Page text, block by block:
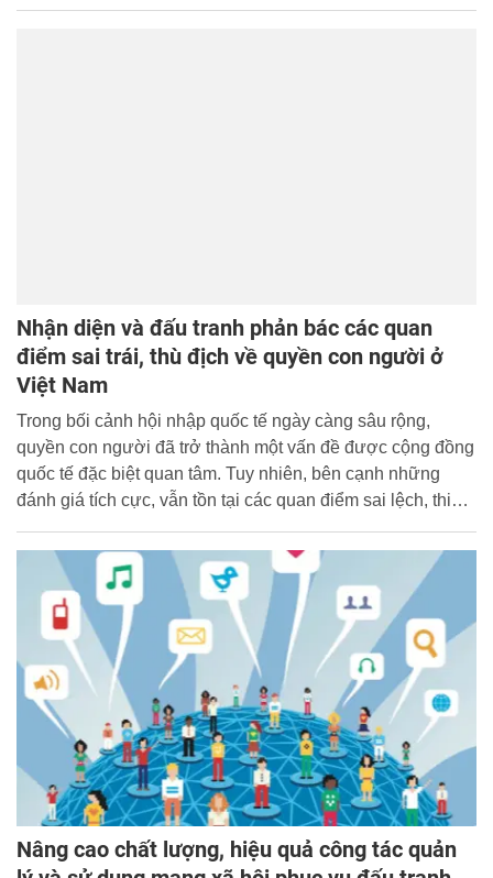
Nhận diện và đấu tranh phản bác các quan
điểm sai trái, thù địch về quyền con người ở
Việt Nam
Trong bối cảnh hội nhập quốc tế ngày càng sâu rộng,
quyền con người đã trở thành một vấn đề được cộng đồng
quốc tế đặc biệt quan tâm. Tuy nhiên, bên cạnh những
đánh giá tích cực, vẫn tồn tại các quan điểm sai lệch, thiếu
quyền con người tại Việt Nam. Những quan điểm này
thường được sử dụng như một công cụ để gây sức ép
chính trị, can thiệp vào công việc nội bộ của Việt Nam. Bài
viết tập trung làm rõ cơ sở lý luận và thực tiễn về quyền
con người ở Việt Nam; nhận diện các dạng quan điểm sai
trái, thù địch; đồng thời đề xuất một số giải pháp nhằm
nâng cao hiệu quả đấu tranh, phản bác các quan điểm này
trong giai đoạn hiện nay.
Nâng cao chất lượng, hiệu quả công tác quản